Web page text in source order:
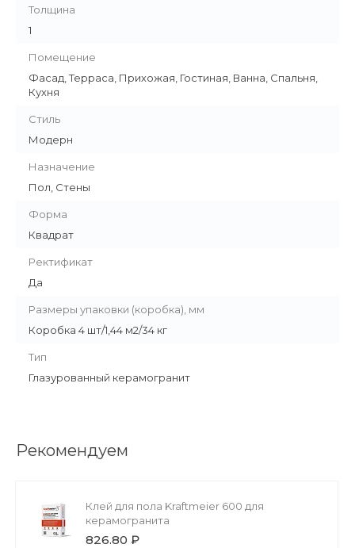
Толщина
1
Помещение
Фасад, Терраса, Прихожая, Гостиная, Ванна, Спальня,
Кухня
Стиль
Модерн
Назначение
Пол, Стены
Форма
Квадрат
Ректификат
Да
Размеры упаковки (коробка), мм
Коробка 4 шт/1,44 м2/34 кг
Тип
Глазурованный керамогранит
Рекомендуем
Клей для пола Kraftmeier 600 для
керамогранита
826.80 ₽